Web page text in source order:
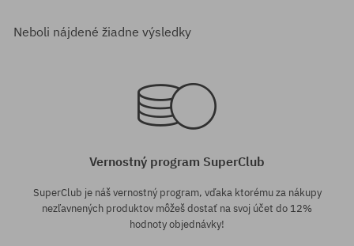
Neboli nájdené žiadne výsledky
Vernostný program SuperClub
SuperClub je náš vernostný program, vďaka ktorému za nákupy
nezľavnených produktov môžeš dostať na svoj účet do 12%
hodnoty objednávky!